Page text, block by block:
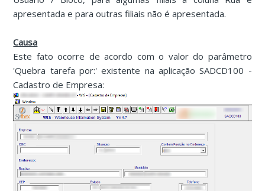
apresentada e para outras filiais não é apresentada.
Causa
Este fato ocorre de acordo com o valor do parâmetro
'Quebra tarefa por:' existente na aplicação SADCD100 -
Cadastro de Empresa: